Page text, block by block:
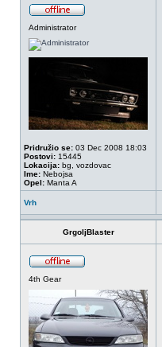
Administrator
Pridružio se: 03 Dec 2008 18:03
Postovi: 15445
Lokacija: bg, vozdovac
Ime: Nebojsa
Opel: Manta A
Vrh
GrgoljBlaster
4th Gear